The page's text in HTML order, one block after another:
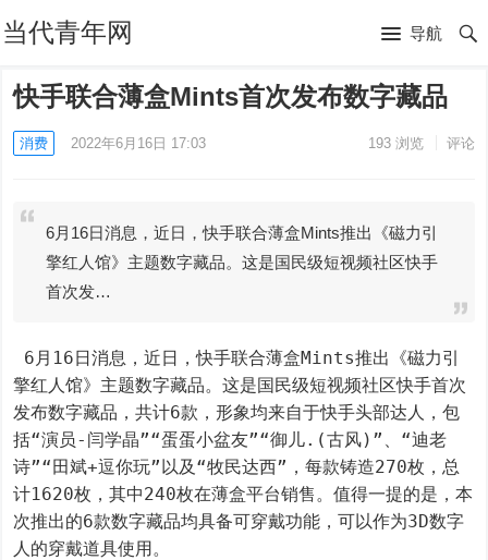
当代青年网 导航
快手联合薄盒Mints首次发布数字藏品
消费 2022年6月16日 17:03 193浏览 评论
6月16日消息，近日，快手联合薄盒Mints推出《磁力引
擎红人馆》主题数字藏品。这是国民级短视频社区快手
首次发…
擎红人馆》主题数字藏品。这是国民级短视频社区快手首次
发布数字藏品，共计6款，形象均来自于快手头部达人，包
括“演员-闫学晶”“蛋蛋小盆友”“御儿.(古风)”、“迪老
诗”“田斌+逗你玩”以及“牧民达西”，每款铸造270枚，总
计1620枚，其中240枚在薄盒平台销售。值得一提的是，本
次推出的6款数字藏品均具备可穿戴功能，可以作为3D数字
人的穿戴道具使用。